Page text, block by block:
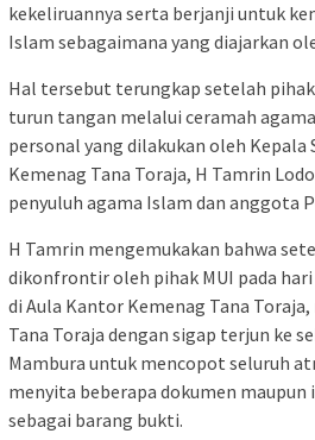
kekeliruannya serta berjanji untuk
Islam sebagaimana yang diajarkan
Hal tersebut terungkap setelah
turun tangan melalui ceramah
personal yang dilakukan oleh Kepala
Kemenag Tana Toraja, H Tamrin
penyuluh agama Islam dan anggota
H Tamrin mengemukakan bahwa
dikonfrontir oleh pihak MUI pada hari
di Aula Kantor Kemenag Tana
Tana Toraja dengan sigap terjun ke
Mambura untuk mencopot seluruh
menyita beberapa dokumen maupun
sebagai barang bukti.